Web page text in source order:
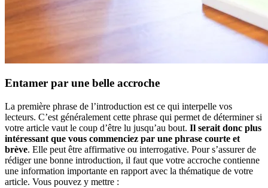
Entamer par une belle accroche
La première phrase de l’introduction est ce qui interpelle vos
lecteurs. C’est généralement cette phrase qui permet de déterminer si
votre article vaut le coup d’être lu jusqu’au bout. Il serait donc plus
intéressant que vous commenciez par une phrase courte et
brève. Elle peut être affirmative ou interrogative. Pour s’assurer de
rédiger une bonne introduction, il faut que votre accroche contienne
une information importante en rapport avec la thématique de votre
article. Vous pouvez y mettre :